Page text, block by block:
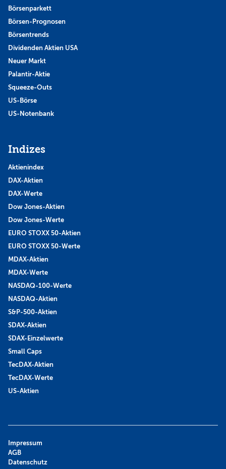
Börsenparkett
Börsen-Prognosen
Börsentrends
Dividenden Aktien USA
Neuer Markt
Palantir-Aktie
Squeeze-Outs
US-Börse
US-Notenbank
Indizes
Aktienindex
DAX-Aktien
DAX-Werte
Dow Jones-Aktien
Dow Jones-Werte
EURO STOXX 50-Aktien
EURO STOXX 50-Werte
MDAX-Aktien
MDAX-Werte
NASDAQ-100-Werte
NASDAQ-Aktien
S&P-500-Aktien
SDAX-Aktien
SDAX-Einzelwerte
Small Caps
TecDAX-Aktien
TecDAX-Werte
US-Aktien
Impressum
AGB
Datenschutz